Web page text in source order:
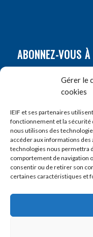
Gérer le
cookies
IEIF et ses partenaires
fonctionnement et la sécurité
nous utilisons des
accéder aux informations des
technologies nous permettra
comportement de navigation
consentir ou de retirer son
certaines caractéristiques et
ABONNEZ-VOUS
Prénom
E-mail*